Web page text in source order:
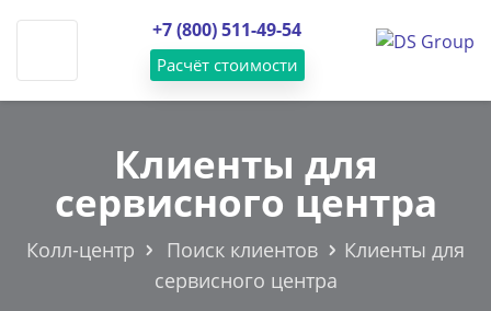
+7 (800) 511-49-54
Расчёт стоимости
Статьи
Готовые решения
Клиенты для
сервисного центра
Колл-центр Поиск клиентов
Клиенты для
сервисного центра